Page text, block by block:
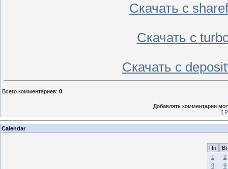
Скачать с
Скачать с
Скачать с
Всего комментариев: 0
Добавлять комментарии
[
Calendar
Пн
Вт
1
2
8
9